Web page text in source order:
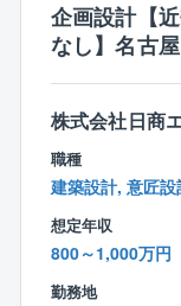
企画設計【
なし】名古屋
株式会社日商
職種
建築設計, 意匠設
想定年収
800～1,000万円
勤務地